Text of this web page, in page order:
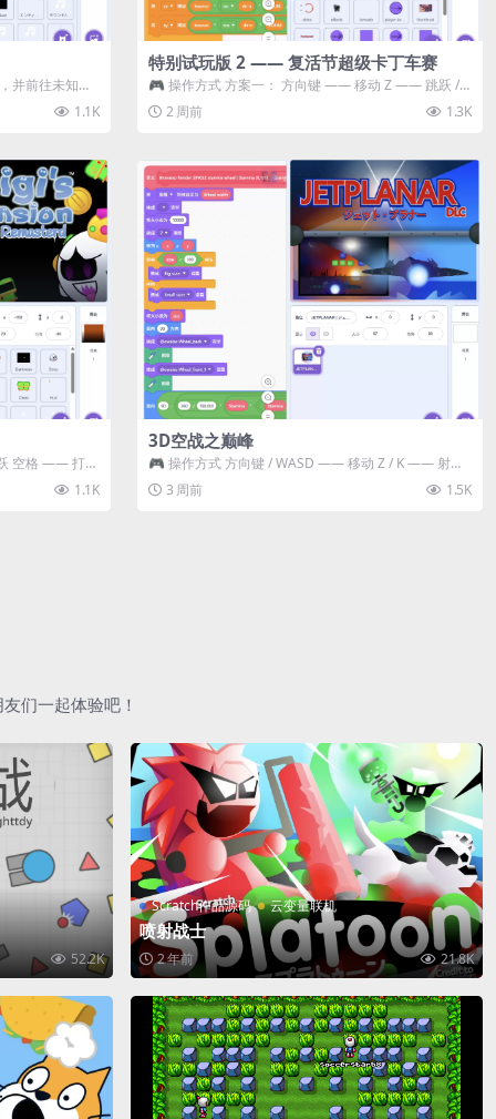
并前往未知领
1.1K
特别试玩版 2 —— 复活节超级卡丁车赛
🎮 操作方式 方案一： 方向键 —— 移动 Z —— 跳跃 /
漂移 方案二： ...
2 周前 1.3K
空格 —— 打开
1.1K
3D空战之巅峰
🎮 操作方式 方向键 / WASD —— 移动 Z / K —— 射击 /
攻击...
3 周前 1.5K
们一起体验吧！
52.2K
Scratch作品源码 云变量联机
喷射战士
2 年前 21.8K